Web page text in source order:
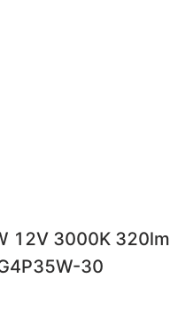
12V 3000K 320lm
30